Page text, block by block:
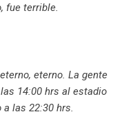
fue terrible.
eterno. La gente
14:00 hrs al estadio
las 22:30 hrs.